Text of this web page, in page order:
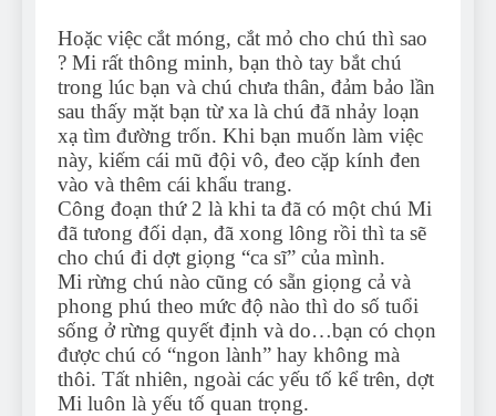
Hoặc việc cắt móng, cắt mỏ cho chú thì sao
? Mi rất thông minh, bạn thò tay bắt chú
trong lúc bạn và chú chưa thân, đảm bảo lần
sau thấy mặt bạn từ xa là chú đã nhảy loạn
xạ tìm đường trốn. Khi bạn muốn làm việc
này, kiếm cái mũ đội vô, đeo cặp kính đen
vào và thêm cái khẩu trang.
Công đoạn thứ 2 là khi ta đã có một chú Mi
đã tưong đối dạn, đã xong lông rồi thì ta sẽ
cho chú đi dợt giọng “ca sĩ” của mình.
Mi rừng chú nào cũng có sẵn giọng cả và
phong phú theo mức độ nào thì do số tuổi
sống ở rừng quyết định và do…bạn có chọn
được chú có “ngon lành” hay không mà
thôi. Tất nhiên, ngoài các yếu tố kể trên, dợt
Mi luôn là yếu tố quan trọng.